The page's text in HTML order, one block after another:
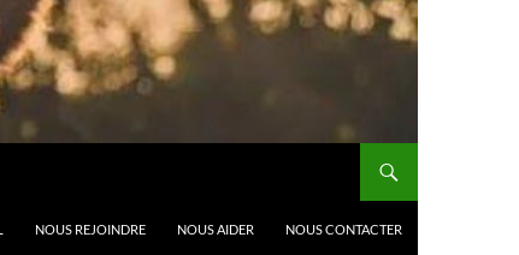
NOUS REJOINDRE NOUS AIDER NOUS CONTACTER